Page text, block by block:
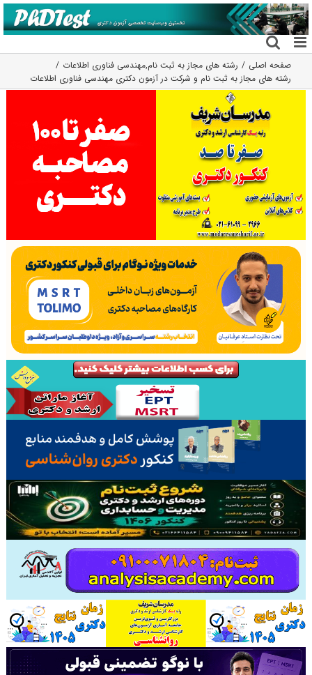
رفتن
به
محتوا
صفحه اصلی رشته های مجاز به ثبت نام,مهندسی فناوری اطلاعات
رشته های مجاز به ثبت نام و شرکت در آزمون دکتری مهندسی فناوری اطلاعات